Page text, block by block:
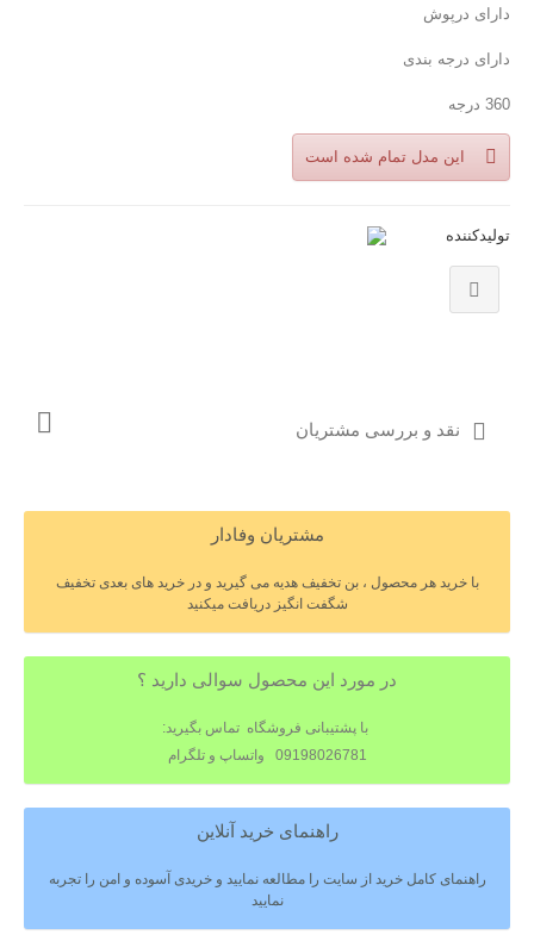
دارای درپوش
دارای درجه بندی
360 درجه
این مدل تمام شده است
تولیدکننده
نقد و بررسی مشتریان
مشتریان وفادار
با خرید هر محصول ، بن تخفیف هدیه می گیرید و در خرید های بعدی تخفیف
شگفت انگیز دریافت میکنید
در مورد این محصول سوالی دارید ؟
با پشتیبانی فروشگاه تماس بگیرید:
09198026781 واتساپ و تلگرام
راهنمای خرید آنلاین
راهنمای کامل خرید از سایت را مطالعه نمایید و خریدی آسوده و امن را تجربه
نمایید